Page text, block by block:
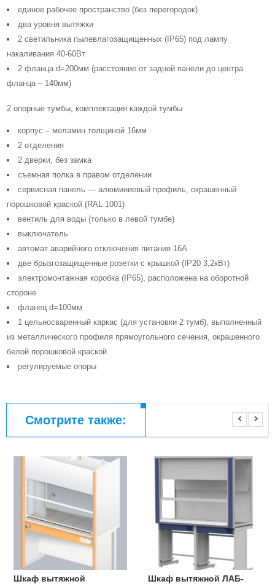
единое рабочее пространство (без перегородок)
два уровня вытяжки
2 светильника пылевлагозащищенных (IP65) под лампу
накаливания 40-60Вт
2 фланца d=200мм (расстояние от задней панели до центра
фланца – 140мм)
2 опорные тумбы, комплектация каждой тумбы
корпус – меламин толщиной 16мм
2 отделения
2 дверки, без замка
съемная полка в правом отделении
сервисная панель — алюминиевый профиль, окрашенный
порошковой краской (RAL 1001)
вентиль для воды (только в левой тумбе)
выключатель
автомат аварийного отключения питания 16А
две брызгозащищенные розетки с крышкой (IP20 3,2кВт)
электромонтажная коробка (IP65), расположена на оборотной
стороне
фланец d=100мм
1 цельносваренный каркас (для установки 2 тумб), выполненный
из металлического профиля прямоугольного сечения, окрашенного
белой порошковой краской
регулируемые опоры
Смотрите также:
Шкаф вытяжной
Шкаф вытяжной ЛАБ-